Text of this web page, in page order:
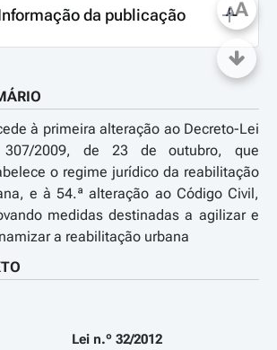
da publicação
à primeira alteração ao Decreto-Lei
307/2009, de 23 de outubro, que
o regime jurídico da reabilitação
e à 54.ª alteração ao Código Civil,
medidas destinadas a agilizar e
a reabilitação urbana
Lei n.º 32/2012
AA